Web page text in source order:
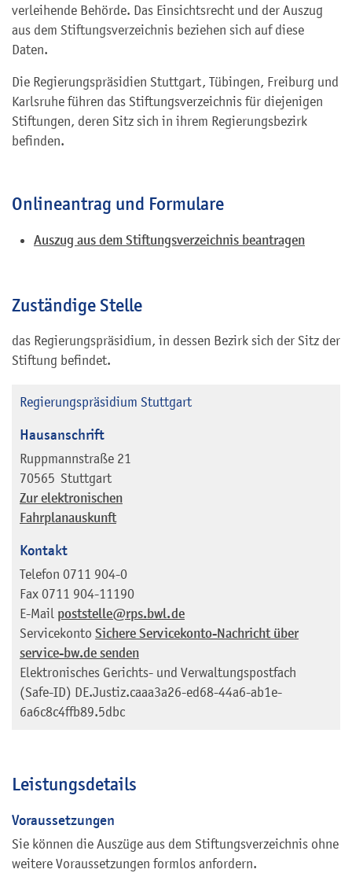
verleihende Behörde. Das Einsichtsrecht und der Auszug
aus dem Stiftungsverzeichnis beziehen sich auf diese
Daten.
Die Regierungspräsidien Stuttgart, Tübingen, Freiburg und
Karlsruhe führen das Stiftungsverzeichnis für diejenigen
Stiftungen, deren Sitz sich in ihrem Regierungsbezirk
befinden.
Onlineantrag und Formulare
Auszug aus dem Stiftungsverzeichnis beantragen
Zuständige Stelle
das Regierungspräsidium, in dessen Bezirk sich der Sitz der
Stiftung befindet.
Regierungspräsidium Stuttgart
Hausanschrift
Ruppmannstraße 21
70565 Stuttgart
Zur elektronischen
Fahrplanauskunft
Kontakt
Telefon 0711 904-0
Fax 0711 904-11190
E-Mail poststelle@rps.bwl.de
Servicekonto Sichere Servicekonto-Nachricht über
service-bw.de senden
Elektronisches Gerichts- und Verwaltungspostfach
(Safe-ID) DE.Justiz.caaa3a26-ed68-44a6-ab1e-
6a6c8c4ffb89.5dbc
Leistungsdetails
Voraussetzungen
Sie können die Auszüge aus dem Stiftungsverzeichnis ohne
weitere Voraussetzungen formlos anfordern.